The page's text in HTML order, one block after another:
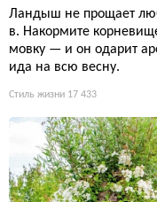
Ландыш не прощает
в. Накормите
мовку — и он одарит
ида на всю весну.
Стиль жизни 17 433